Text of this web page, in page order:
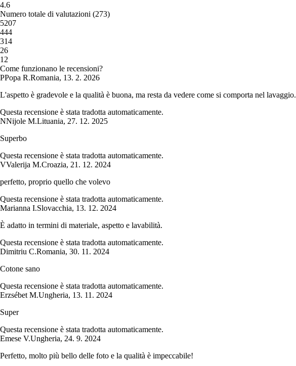
4.6
Numero totale di valutazioni (273)
5207
444
314
26
12
Come funzionano le recensioni?
PPopa R.Romania, 13. 2. 2026
L'aspetto è gradevole e la qualità è buona, ma resta da vedere come si comporta nel lavaggio.
Questa recensione è stata tradotta automaticamente.
NNijole M.Lituania, 27. 12. 2025
Superbo
Questa recensione è stata tradotta automaticamente.
VValerija M.Croazia, 21. 12. 2024
perfetto, proprio quello che volevo
Questa recensione è stata tradotta automaticamente.
Marianna I.Slovacchia, 13. 12. 2024
È adatto in termini di materiale, aspetto e lavabilità.
Questa recensione è stata tradotta automaticamente.
Dimitriu C.Romania, 30. 11. 2024
Cotone sano
Questa recensione è stata tradotta automaticamente.
Erzsébet M.Ungheria, 13. 11. 2024
Super
Questa recensione è stata tradotta automaticamente.
Emese V.Ungheria, 24. 9. 2024
Perfetto, molto più bello delle foto e la qualità è impeccabile!